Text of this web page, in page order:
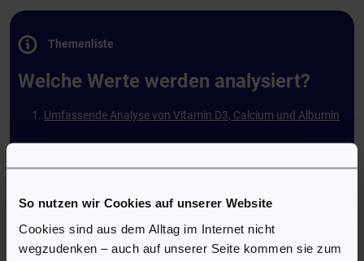
So nutzen wir Cookies auf unserer Website
Cookies sind aus dem Alltag im Internet nicht
wegzudenken – auch auf unserer Seite kommen sie zum
Umfassende Analyse von Vitamin D3,
Calcium und Albumin
Themenliste
Welche Werte werden analysiert?
Umfassende Analyse von Vitamin D3, Calcium und Albumin